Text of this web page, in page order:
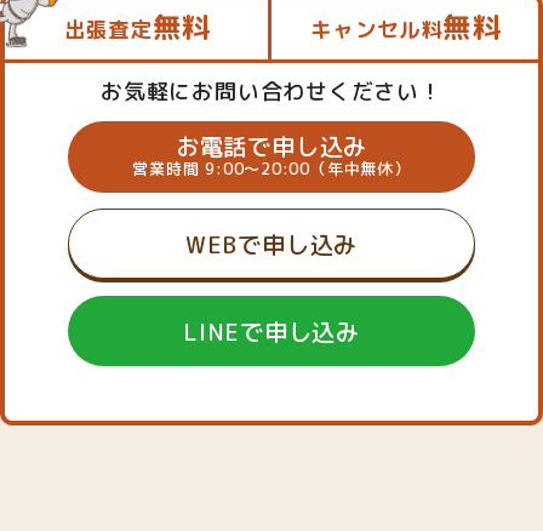
出張査定無料 キャンセル料無料
お気軽にお問い合わせください！
お電話で申し込み
営業時間 9:00～20:00（年中無休）
WEBで申し込み
LINEで申し込み